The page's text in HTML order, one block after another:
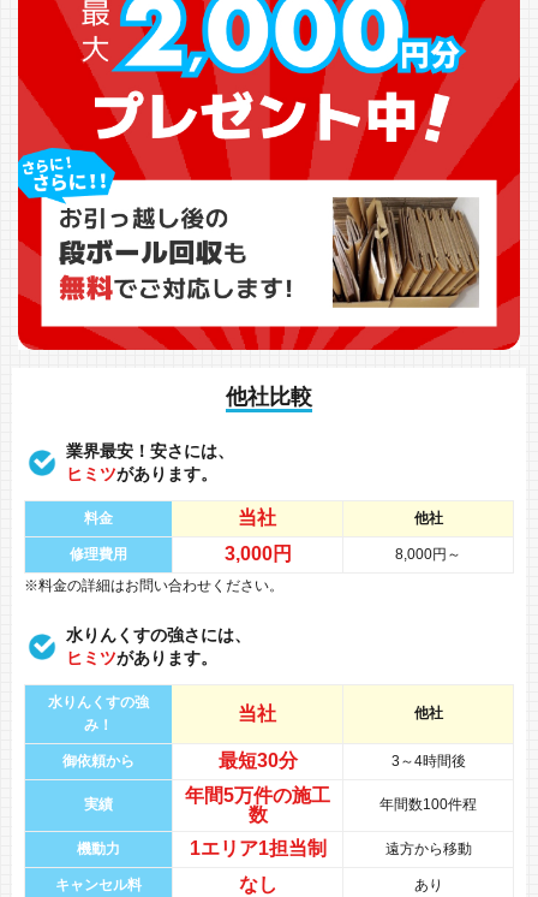
他社比較
業界最安！安さには、
ヒミツがあります。
料金 当社 他社
修理費用 3,000円
8,000円～
※料金の詳細はお問い合わせください。
水りんくすの強さには、
ヒミツがあります。
水りんくすの強
み！
当社 他社
御依頼から 最短30分 3～4時間後
実績 年間5万件の施工
数
年間数100件程
機動力 1エリア1担当制 遠方から移動
キャンセル料 なし あり